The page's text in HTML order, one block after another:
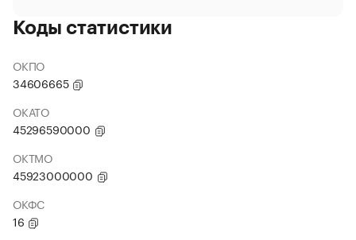
Коды статистики
ОКПО
34606665
ОКАТО
45296590000
ОКТМО
45923000000
ОКФС
16